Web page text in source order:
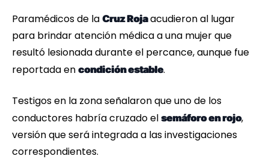
Paramédicos de la Cruz Rojaacudieron al lugar
para brindar atención médica a una mujer que
resultó lesionada durante el percance, aunque fue
reportada en condición estable.
Testigos en la zona señalaron que uno de los
conductores habría cruzado el semáforo en rojo,
versión que será integrada a las investigaciones
correspondientes.